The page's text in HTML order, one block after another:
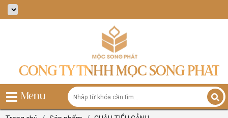
CÔNG TY TNHH MỘC SONG PHÁT
Menu